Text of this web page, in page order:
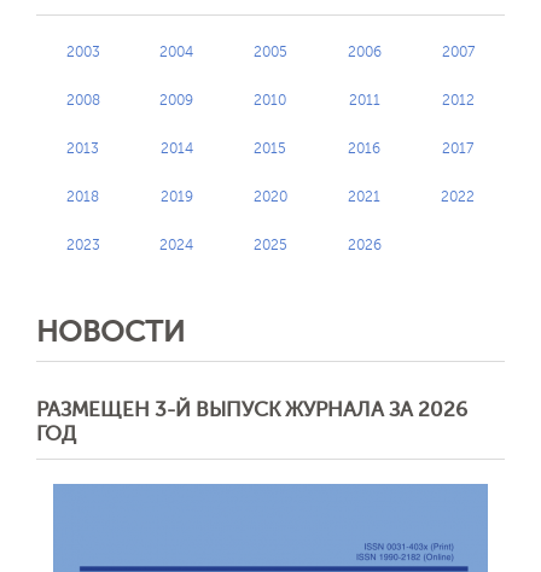
2003 2004 2005 2006 2007
2008 2009 2010 2011 2012
2013 2014 2015 2016 2017
2018 2019 2020 2021 2022
2023 2024 2025 2026
НОВОСТИ
РАЗМЕЩЕН 3-Й ВЫПУСК ЖУРНАЛА ЗА 2026
ГОД